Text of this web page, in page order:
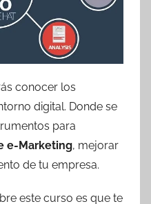
conocer los
digital. Donde se
para
e-Marketing, mejorar
de tu empresa.
este curso es que te